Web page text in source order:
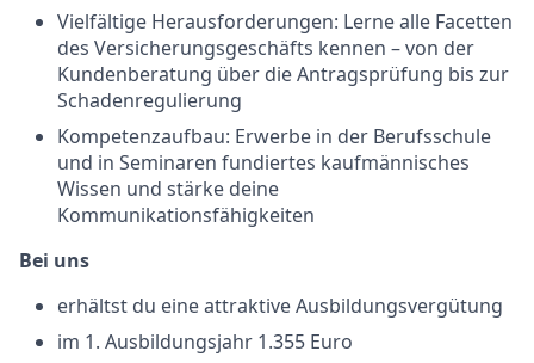
Vielfältige Herausforderungen: Lerne alle Facetten
des Versicherungsgeschäfts kennen – von der
Kundenberatung über die Antragsprüfung bis zur
Schadenregulierung
Kompetenzaufbau: Erwerbe in der Berufsschule
und in Seminaren fundiertes kaufmännisches
Wissen und stärke deine
Kommunikationsfähigkeiten
Bei uns
erhältst du eine attraktive Ausbildungsvergütung
im 1. Ausbildungsjahr 1.355 Euro